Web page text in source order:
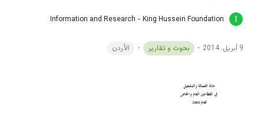
Information and Research - King Hussein Foundation
9 أبريل، 2014 بحوث و تقارير الأردن